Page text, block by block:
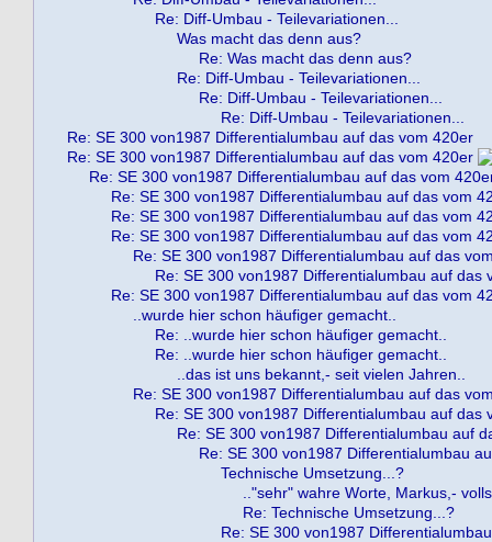
Re: Diff-Umbau - Teilevariationen...
Was macht das denn aus?
Re: Was macht das denn aus?
Re: Diff-Umbau - Teilevariationen...
Re: Diff-Umbau - Teilevariationen...
Re: Diff-Umbau - Teilevariationen...
Re: SE 300 von1987 Differentialumbau auf das vom 420er
Re: SE 300 von1987 Differentialumbau auf das vom 420er
Re: SE 300 von1987 Differentialumbau auf das vom
Re: SE 300 von1987 Differentialumbau auf das vom
Re: SE 300 von1987 Differentialumbau auf das vom
Re: SE 300 von1987 Differentialumbau auf das vom
Re: SE 300 von1987 Differentialumbau auf das
Re: SE 300 von1987 Differentialumbau auf das
Re: SE 300 von1987 Differentialumbau auf das vom
..wurde hier schon häufiger gemacht..
Re: ..wurde hier schon häufiger gemacht..
Re: ..wurde hier schon häufiger gemacht..
..das ist uns bekannt,- seit vielen Jahren..
Re: SE 300 von1987 Differentialumbau auf das
Re: SE 300 von1987 Differentialumbau auf das
Re: SE 300 von1987 Differentialumbau auf
Re: SE 300 von1987 Differentialumbau
Technische Umsetzung...?
.."sehr" wahre Worte, Markus,-
Re: Technische Umsetzung...?
Re: SE 300 von1987